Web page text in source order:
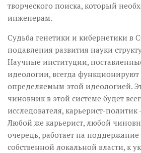
творческого поиска, который
инженерам.
Судьба генетики и кибернетики в
подавления развития науки
Научные институции,
идеологии, всегда
определяемым этой идеологией.
чиновник в этой системе будет
исследователя, карьерист-
Любой же карьерист, любой
очередь, работает на
собственной локальной власти, к